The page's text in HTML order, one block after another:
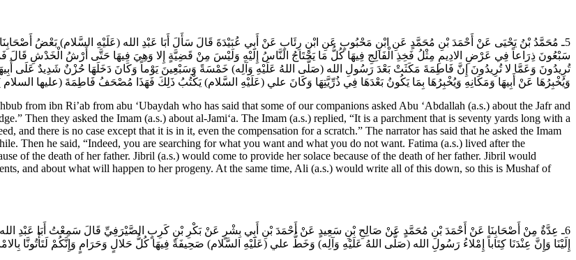
5ـ مُحَمَّدُ بْنُ يَحْيَى عَنْ أَحْمَدَ بْنِ مُحَمَّدٍ عَنِ ابْنِ مَحْبُوبٍ عَنِ ابْنِ رِئَابٍ عَنْ أَبِي عُبَيْدَةَ قَالَ سَأَلَ أَبَا عَبْدِ الله (عَلَيْهِ السَّلام) بَعْضُ
سَبْعُونَ ذِرَاعاً فِي عَرْضِ الادِيمِ مِثْلُ فَخِذِ الْفَالِجِ فِيهَا كُلُّ مَا يَحْتَاجُ النَّاسُ إِلَيْهِ وَلَيْسَ مِنْ قَضِيَّةٍ إِلا وَهِيَ فِيهَا حَتَّى أَرْشُ الْخَدْشِ
تُرِيدُونَ وَعَمَّا لا تُرِيدُونَ إِنَّ فَاطِمَةَ مَكَثَتْ بَعْدَ رَسُولِ الله (صَلَّى اللهُ عَلَيْهِ وَآلِه) خَمْسَةً وَسَبْعِينَ يَوْماً وَكَانَ دَخَلَهَا حُزْنٌ شَدِيدٌ عَلَى
وَيُخْبِرُهَا عَنْ أَبِيهَا وَمَكَانِهِ وَيُخْبِرُهَا بِمَا يَكُونُ بَعْدَهَا فِي ذُرِّيَّتِهَا وَكَانَ علي (عَلَيْهِ السَّلام) يَكْتُبُ ذَلِكَ فَهَذَا مُصْحَفُ فَاطِمَةَ (عليها السلام
from ibn Ri’ab from abu ‘Ubaydah who has said that some of our companions asked Abu ‘Abdallah (a.s.) about the Jafr and
Then they asked the Imam (a.s.) about al-Jami‘a. The Imam (a.s.) replied, “It is a parchment that is seventy yards long with a
and there is no case except that it is in it, even the compensation for a scratch.” The narrator has said that he asked the Imam
Then he said, “Indeed, you are searching for what you want and what you do not want. Fatima (a.s.) lived after the
of the death of her father. Jibril (a.s.) would come to provide her solace because of the death of her father. Jibril would
and about what will happen to her progeny. At the same time, Ali (a.s.) would write all of this down, so this is Mushaf of
6ـ عِدَّةٌ مِنْ أَصْحَابِنَا عَنْ أَحْمَدَ بْنِ مُحَمَّدٍ عَنْ صَالِحِ بْنِ سَعِيدٍ عَنْ أَحْمَدَ بْنِ أَبِي بِشْرٍ عَنْ بَكْرِ بْنِ كَرِبٍ الصَّيْرَفِيِّ قَالَ سَمِعْتُ أَبَا عَبْدِ الله
إِلَيْنَا وَإِنَّ عِنْدَنَا كِتَاباً إِمْلاءُ رَسُولِ الله (صَلَّى اللهُ عَلَيْهِ وَآلِه) وَخَطُّ علي (عَلَيْهِ السَّلام) صَحِيفَةً فِيهَا كُلُّ حَلالٍ وَحَرَامٍ وَإِنَّكُمْ لَتَأْتُونَّا